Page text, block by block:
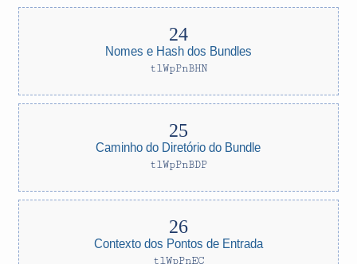
Nomes e Hash dos Bundles
tlWpPnBHN
Caminho do Diretório do Bundle
tlWpPnBDP
Contexto dos Pontos de Entrada
tlWpPnEC